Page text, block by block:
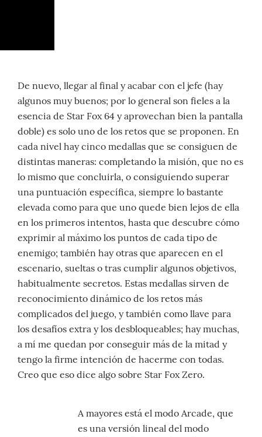
De nuevo, llegar al final y acabar con el jefe (hay
algunos muy buenos; por lo general son fieles a la
esencia de Star Fox 64 y aprovechan bien la pantalla
doble) es solo uno de los retos que se proponen. En
cada nivel hay cinco medallas que se consiguen de
distintas maneras: completando la misión, que no es
lo mismo que concluirla, o consiguiendo superar
una puntuación específica, siempre lo bastante
elevada como para que uno quede bien lejos de ella
en los primeros intentos, hasta que descubre cómo
exprimir al máximo los puntos de cada tipo de
enemigo; también hay otras que aparecen en el
escenario, sueltas o tras cumplir algunos objetivos,
habitualmente secretos. Estas medallas sirven de
reconocimiento dinámico de los retos más
complicados del juego, y también como llave para
los desafíos extra y los desbloqueables; hay muchas,
a mí me quedan por conseguir más de la mitad y
tengo la firme intención de hacerme con todas.
Creo que eso dice algo sobre Star Fox Zero.
A mayores está el modo Arcade, que
es una versión lineal del modo